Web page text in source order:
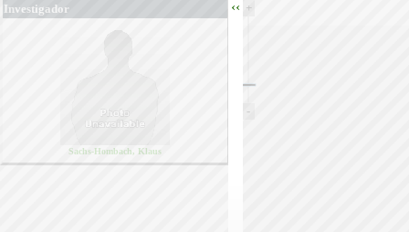
+
-
Investigador
Sachs-Hombach, Klaus
‹‹